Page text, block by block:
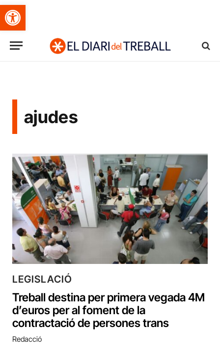
Obre la barra d'eines
ajudes
LEGISLACIÓ
Treball destina per primera vegada 4M
d’euros per al foment de la
contractació de persones trans
Redacció